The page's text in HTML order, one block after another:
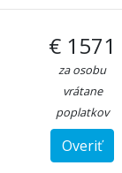
€ 1571
za osobu
vrátane
poplatkov
Overiť